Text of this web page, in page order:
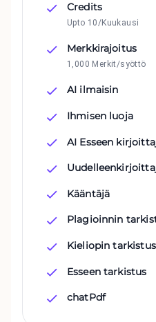
Credits
Upto 10/Kuukausi
Merkkirajoitus
1,000 Merkit/syöttö
AI ilmaisin
Ihmisen luoja
AI Esseen
Kääntäjä
Plagioinnin
Kieliopin tarkistus
Esseen tarkistus
chatPdf